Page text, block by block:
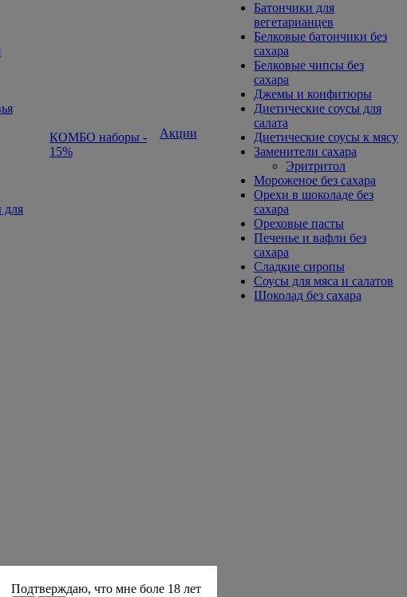
для
КОМБО наборы -
15%
Акции
Батончики для
вегетарианцев
Белковые батончики без
сахара
Белковые чипсы без
сахара
Джемы и конфитюры
Диетические соусы для
салата
Диетические соусы к мясу
Заменители сахара
Эритритол
Мороженое без сахара
Орехи в шоколаде без
сахара
Ореховые пасты
Печенье и вафли без
сахара
Сладкие сиропы
Соусы для мяса и салатов
Шоколад без сахара
Подтверждаю, что мне боле 18 лет